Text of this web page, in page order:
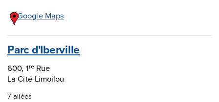
Google Maps
Parc d'Iberville
600, 1reRue
La Cité-Limoilou
7 allées